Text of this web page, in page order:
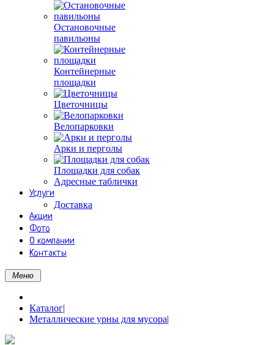
Остановочные
павильоны
Контейнерные
площадки
Цветочницы
Велопарковки
Арки и перголы
Площадки для собак
Адресные таблички
Услуги
Доставка
Акции
Фото
О компании
Контакты
Меню
Каталог|
Металлические урны для мусора|